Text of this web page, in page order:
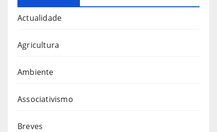
Actualidade
Agricultura
Ambiente
Associativismo
Breves